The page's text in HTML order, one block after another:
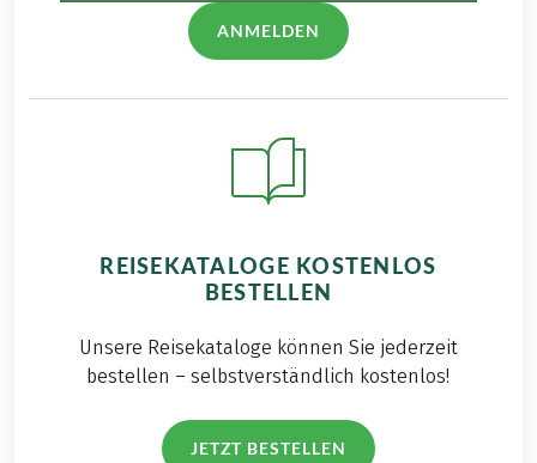
ANMELDEN
REISEKATALOGE KOSTENLOS
BESTELLEN
Unsere Reisekataloge können Sie jederzeit
bestellen – selbstverständlich kostenlos!
JETZT BESTELLEN